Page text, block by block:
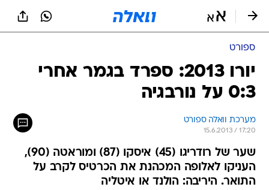
ספורט
יורו 2013: ספרד בגמר אחרי
0:3 על נורבגיה
מערכת וואלה ספורט
15.6.2013 / 17:20
שער של רודריגו (45) איסקו (87) ומוראטה (90),
העניקו לאלופה המכהנת את הכרטיס לקרב על
התואר. היריבה: הולנד או איטליה